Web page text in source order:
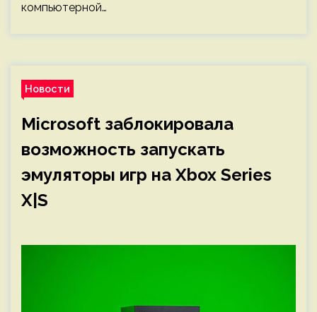
компьютерной…
Новости
Microsoft заблокировала
возможность запускать
эмуляторы игр на Xbox Series
X|S